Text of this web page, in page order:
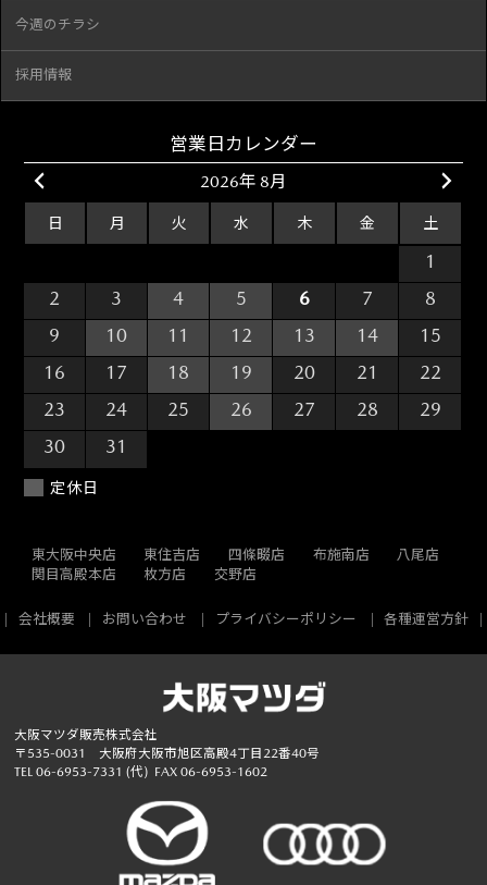
今週のチラシ
採用情報
営業日カレンダー
2026年 8月
日 月 火 水 木 金 土
1
2
3 4 5 6 7
8
9
10 11 12 13 14
15
16
17 18 19 20 21
22
23
24 25 26 27 28
29
30
31
定休日
東大阪中央店 東住吉店 四條畷店 布施南店
八尾店
関目高殿本店
枚方店 交野店
会社概要 お問い合わせ プライバシーポリシー 各種運営方針
大阪マツダ販売株式会社
〒535-0031 大阪府大阪市旭区高殿4丁目22番40号
TEL 06-6953-7331 (代) FAX 06-6953-1602